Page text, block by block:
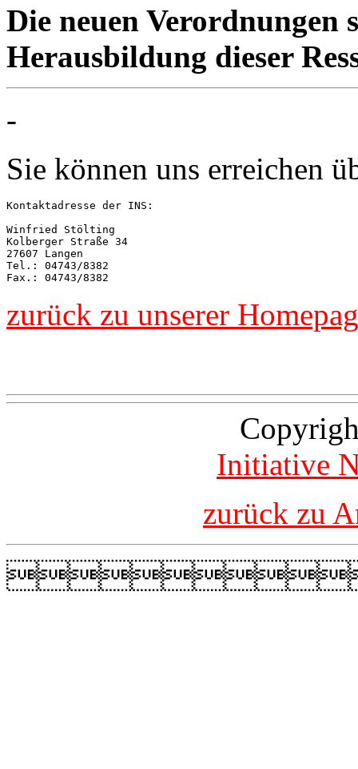
Die neuen Verordnungen
Herausbildung dieser
-
Sie können uns erreichen
Kontaktadresse der INS:
Winfried Stölting
Kolberger Straße 34
27607 Langen
Tel.: 04743/8382
zurück zu unserer
Initiative
zurück zu